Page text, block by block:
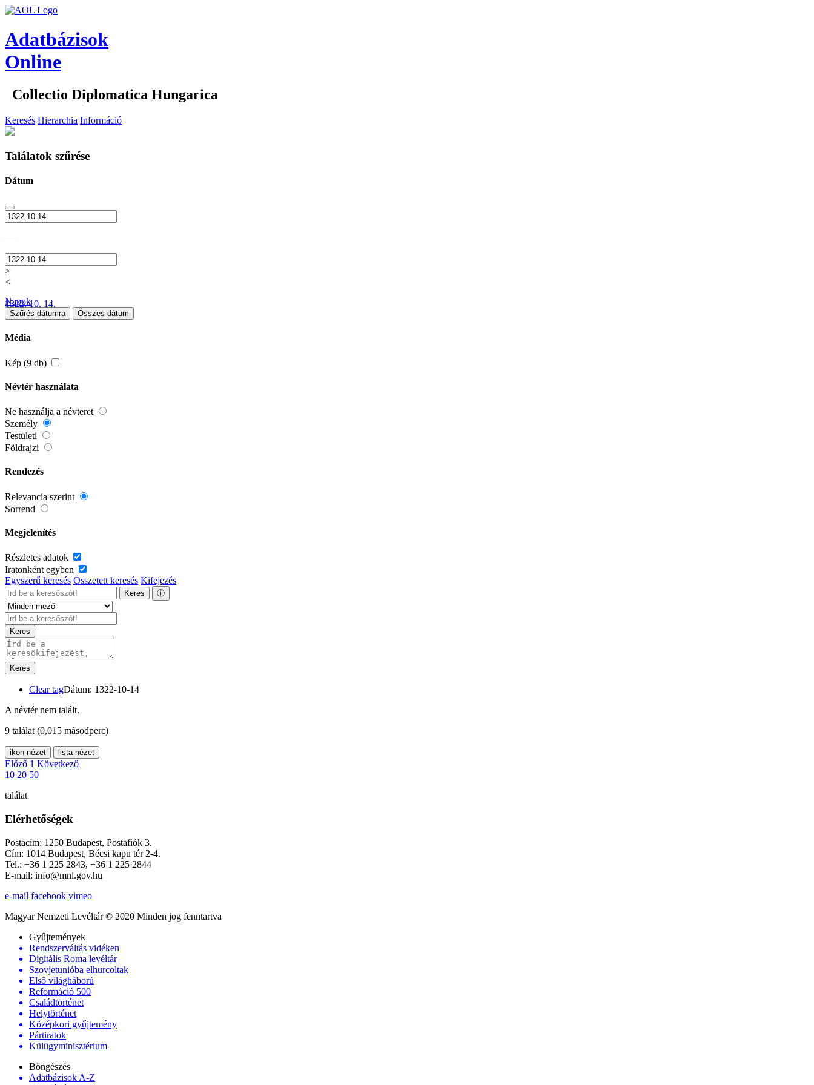
Adatbázisok
Online
Collectio Diplomatica Hungarica
Keresés Hierarchia Információ
Találatok szűrése
Dátum
—
>
<
1322. 10. 14.
Napok
Szűrés dátumra Összes dátum
Média
Kép (9 db)
Névtér használata
Ne használja a névteret
Személy
Testületi
Földrajzi
Rendezés
Relevancia szerint
Sorrend
Megjelenítés
Részletes adatok
Iratonként egyben
Egyszerű keresés Összetett keresés Kifejezés
Keres ⓘ
Keres
Keres
Clear tagDátum: 1322-10-14
A névtér nem talált.
9 találat (0,015 másodperc)
ikon nézet lista nézet
Előző 1 Következő
10 20 50
találat
Elérhetőségek
Postacím: 1250 Budapest, Postafiók 3.
Cím: 1014 Budapest, Bécsi kapu tér 2-4.
Tel.: +36 1 225 2843, +36 1 225 2844
E-mail: info@mnl.gov.hu
e-mail facebook vimeo
Magyar Nemzeti Levéltár © 2020 Minden jog fenntartva
Gyűjtemények
Rendszerváltás vidéken
Digitális Roma levéltár
Szovjetunióba elhurcoltak
Első világháború
Reformáció 500
Családtörténet
Helytörténet
Középkori gyűjtemény
Pártiratok
Külügyminisztérium
Böngészés
Adatbázisok A-Z